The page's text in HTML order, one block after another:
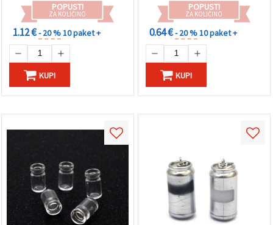
POPUSTI
ZA KOLIČINO
1.12 €- 20 %10 paket +
KUPI
POPUSTI
ZA KOLIČINO
0.64 €- 20 %10 paket +
KUPI